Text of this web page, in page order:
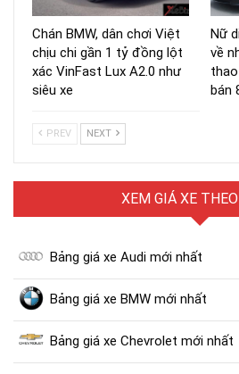
Chán BMW, dân chơi Việt
chịu chi gần 1 tỷ đồng lột
xác VinFast Lux A2.0 như
siêu xe
Nữ
về
bán
PREV NEXT
XEM GIÁ XE
Bảng giá xe Audi mới nhất
Bảng giá xe BMW mới nhất
Bảng giá xe Chevrolet mới nhất